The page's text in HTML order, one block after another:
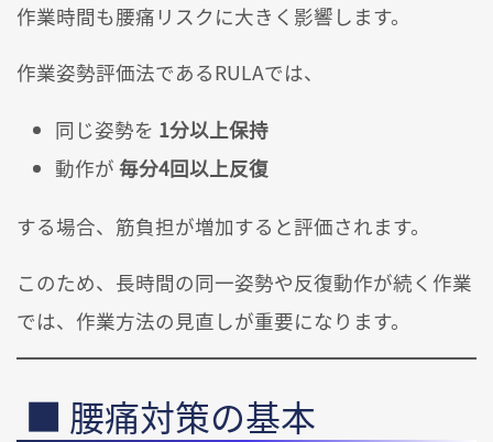
作業時間も腰痛リスクに大きく影響します。
作業姿勢評価法であるRULAでは、
同じ姿勢を 1分以上保持
動作が毎分4回以上反復
する場合、筋負担が増加すると評価されます。
このため、長時間の同一姿勢や反復動作が続く作業
では、作業方法の見直しが重要になります。
腰痛対策の基本